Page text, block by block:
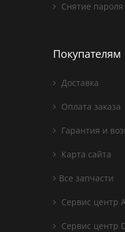
Снятие
Покупателям
Доставка
Оплата заказа
Гарантия и
Карта сайта
Все запчасти
Сервис центр
Сервис центр